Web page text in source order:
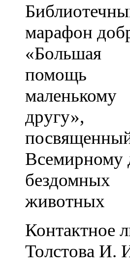
марафон
«Большая
помощь
маленькому
другу»,
Всемирному
бездомных
животных
Контактное
Толстова И.